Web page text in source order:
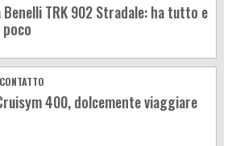
Benelli TRK 902 Stradale: ha tutto e
400, dolcemente viaggiare